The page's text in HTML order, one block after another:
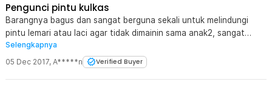
Pengunci pintu kulkas
Barangnya bagus dan sangat berguna sekali untuk melindungi
pintu lemari atau laci agar tidak dimainin sama anak2, sangat
recomend buat yg punya anak yang masih balita agar tidak buka
tutup pintu kulkas. Kekurangannya : perekat yang didapat diawal
tidak bekerja maksimal, sehingga harus di tambah atau diganti
Selengkapnya
05 Dec 2017, A*****n Verified Buyer